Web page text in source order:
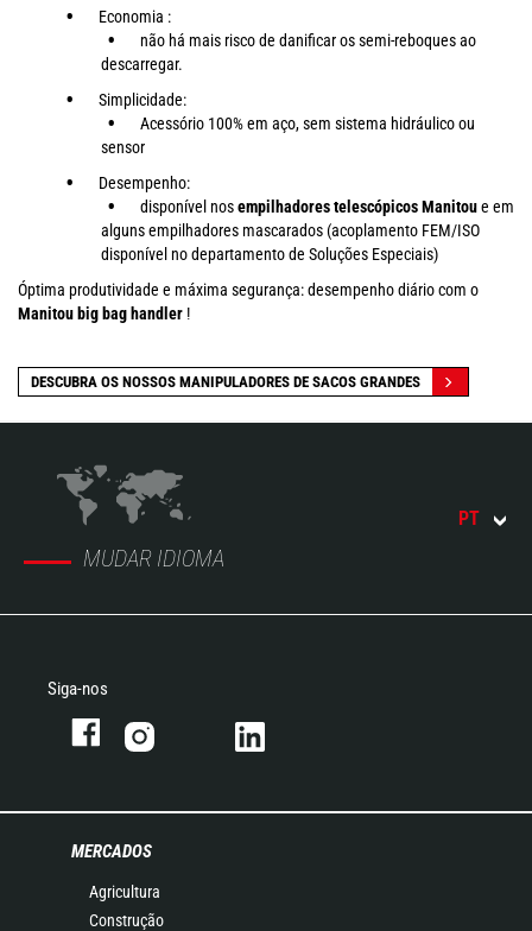
Economia :
não há mais risco de danificar os semi-reboques ao
descarregar.
Simplicidade:
Acessório 100% em aço, sem sistema hidráulico ou
sensor
Desempenho:
disponível nosempilhadores telescópicos Manitoue em
alguns empilhadores mascarados (acoplamento FEM/ISO
disponível no departamento de Soluções Especiais)
Óptima produtividade e máxima segurança: desempenho diário com o
Manitou big bag handler !
DESCUBRA OS NOSSOS MANIPULADORES DE SACOS GRANDES
MUDAR IDIOMA
PT
Siga-nos
MERCADOS
Agricultura
Construção